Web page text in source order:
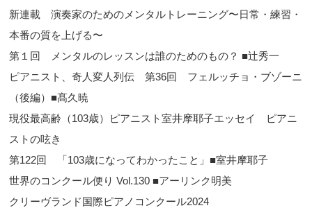
新連載 演奏家のためのメンタルトレーニング〜日常・練習・
本番の質を上げる〜
第１回 メンタルのレッスンは誰のためのもの？ ■辻秀一
ピアニスト、奇人変人列伝 第36回 フェルッチョ・ブゾーニ
（後編）■髙久暁
現役最高齢（103歳）ピアニスト室井摩耶子エッセイ ピアニ
ストの呟き
第122回 「103歳になってわかったこと」■室井摩耶子
世界のコンクール便り Vol.130 ■アーリンク明美
クリーヴランド国際ピアノコンクール2024